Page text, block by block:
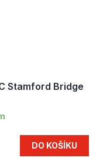
Stamford Bridge
DO KOŠÍKU